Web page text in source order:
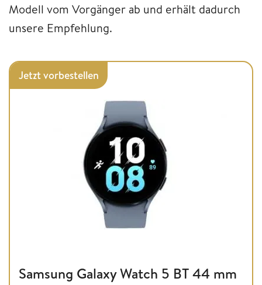
Modell vom Vorgänger ab und erhält dadurch
unsere Empfehlung.
Jetzt vorbestellen
Samsung Galaxy Watch 5 BT 44 mm